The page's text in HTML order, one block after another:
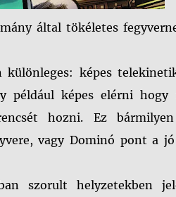
által tökéletes
különleges: képes
például képes elérni hogy
hozni. Ez
vagy Dominó pont a
szorult helyzetekben